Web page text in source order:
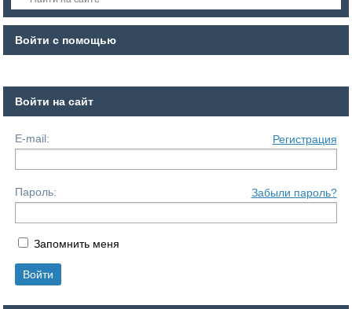
Войти с помощью
Войти на сайт
E-mail: Регистрация
Пароль: Забыли пароль?
Запомнить меня